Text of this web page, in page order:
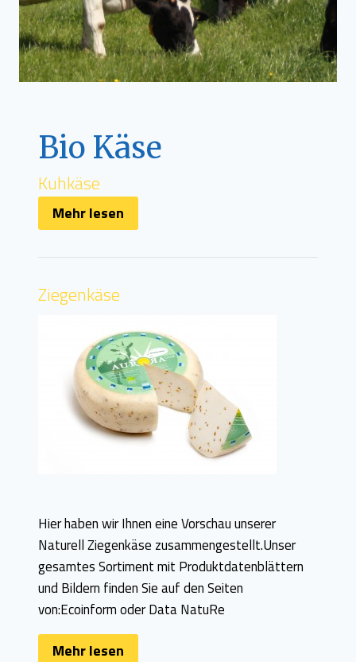
Bio Käse
Kuhkäse
Mehr lesen
Ziegenkäse
Hier haben wir Ihnen eine Vorschau unserer
Naturell Ziegenkäse zusammengestellt.Unser
gesamtes Sortiment mit Produktdatenblättern
und Bildern finden Sie auf den Seiten
von:Ecoinform oder Data NatuRe
Mehr lesen